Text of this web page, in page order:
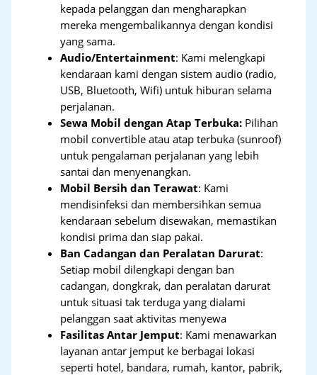
kepada pelanggan dan mengharapkan
mereka mengembalikannya dengan kondisi
yang sama.
Audio/Entertainment: Kami melengkapi
kendaraan kami dengan sistem audio (radio,
USB, Bluetooth, Wifi) untuk hiburan selama
perjalanan.
Sewa Mobil dengan Atap Terbuka: Pilihan
mobil convertible atau atap terbuka (sunroof)
untuk pengalaman perjalanan yang lebih
santai dan menyenangkan.
Mobil Bersih dan Terawat: Kami
mendisinfeksi dan membersihkan semua
kendaraan sebelum disewakan, memastikan
kondisi prima dan siap pakai.
Ban Cadangan dan Peralatan Darurat:
Setiap mobil dilengkapi dengan ban
cadangan, dongkrak, dan peralatan darurat
untuk situasi tak terduga yang dialami
pelanggan saat aktivitas menyewa
Fasilitas Antar Jemput: Kami menawarkan
layanan antar jemput ke berbagai lokasi
seperti hotel, bandara, rumah, kantor, pabrik,